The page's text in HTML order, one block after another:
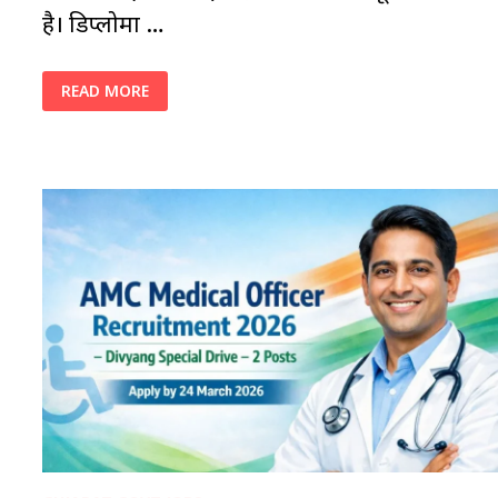
है। डिप्लोमा …
GSSSB
STAFF
NURSE
पदों
पर
नौकरी
का
मौका
READ MORE